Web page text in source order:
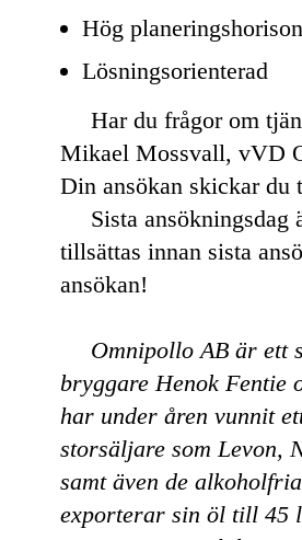
Hög
Lösningsorienterad
Har du frågor om
Mikael Mossvall, vVD
Din ansökan skickar du
Sista ansökningsdag
tillsättas innan sista
ansökan!
Omnipollo AB är ett
bryggare Henok Fentie
har under åren vunnit
storsäljare som Levon,
samt även de
exporterar sin öl till 45